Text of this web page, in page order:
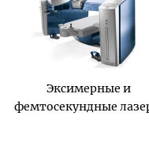
Эксимерные и
фемтосекундные